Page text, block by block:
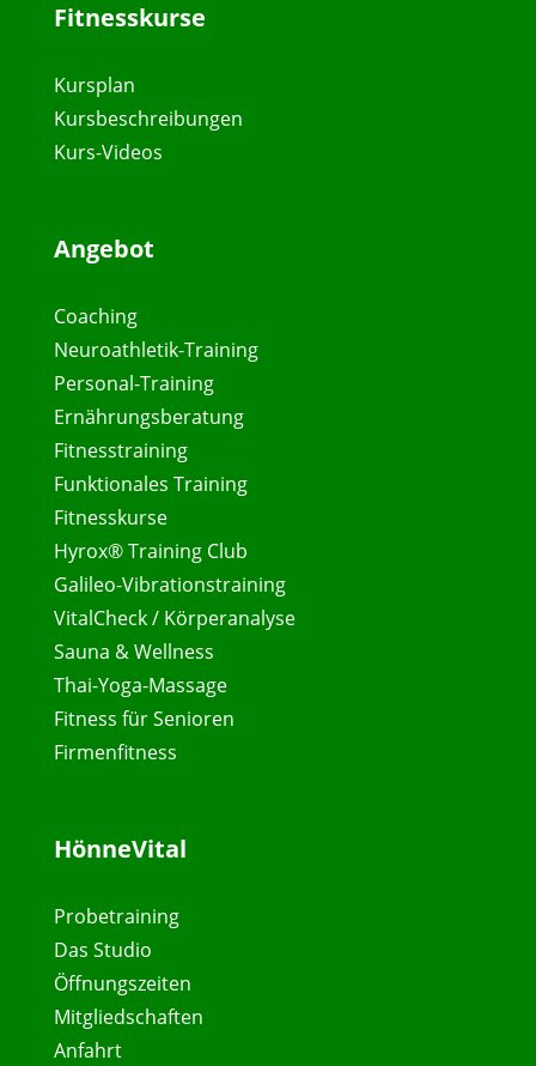
Fitnesskurse
Kursplan
Kursbeschreibungen
Kurs-Videos
Angebot
Coaching
Neuroathletik-Training
Personal-Training
Ernährungsberatung
Fitnesstraining
Funktionales Training
Fitnesskurse
Hyrox® Training Club
Galileo-Vibrationstraining
VitalCheck / Körperanalyse
Sauna & Wellness
Thai-Yoga-Massage
Fitness für Senioren
Firmenfitness
HönneVital
Probetraining
Das Studio
Öffnungszeiten
Mitgliedschaften
Anfahrt